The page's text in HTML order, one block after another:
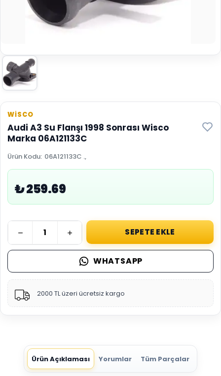
WİSCO
Audi A3 Su Flanşı 1998 Sonrası Wisco
Marka 06A121133C
Ürün Kodu: 06A121133C .,
₺ 259.69
SEPETE EKLE
WHATSAPP
2000 TL üzeri ücretsiz kargo
Ürün Açıklaması Yorumlar Tüm Parçalar